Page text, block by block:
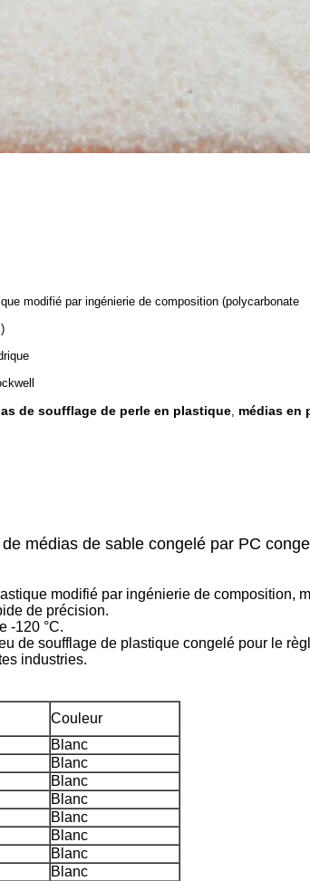
modifié par ingénierie de composition (polycarbonate
de soufflage de perle en plastique, médias en
médias de sable congelé par PC
modifié par ingénierie de
de précision.
-120 °C.
de soufflage de plastique congelé pour le
industries.
Couleur
Blanc
Blanc
Blanc
Blanc
Blanc
Blanc
Blanc
Blanc